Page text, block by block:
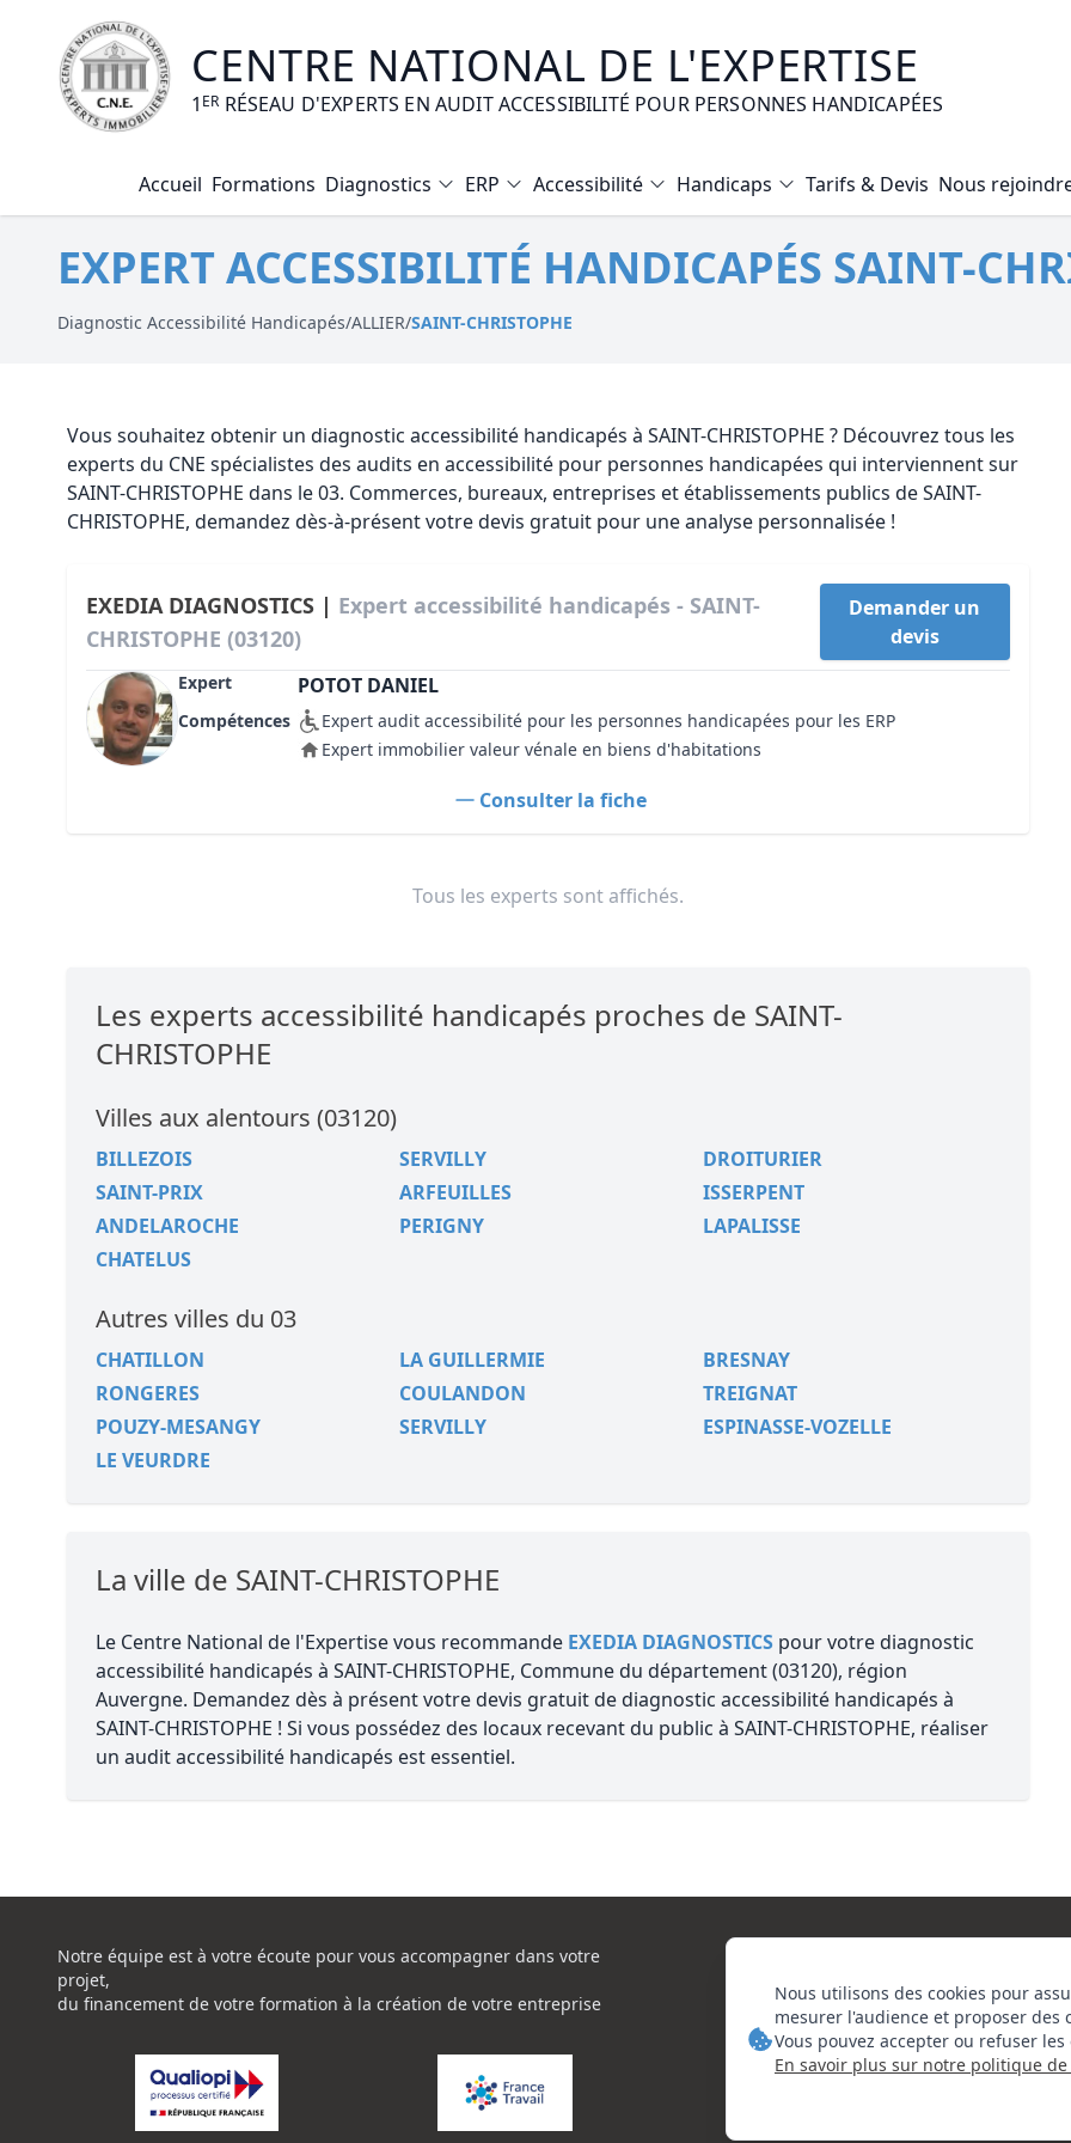
CENTRE NATIONAL DE L'EXPERTISE
1 ER RÉSEAU D'EXPERTS EN AUDIT ACCESSIBILITÉ POUR PERSONNES HANDICAPÉES
Accueil Formations Diagnostics
Diagnostic Electrique
Diagnostic Gaz
Diagnostic Plomb
Certificat d’Habitabilité
Etat des risques naturels et technologiques
ERP Accessibilité Handicaps Tarifs & Devis Nous
EXPERT ACCESSIBILITÉ HANDICAPÉS SAINT-
Diagnostic Accessibilité Handicapés/ALLIER/SAINT-CHRISTOPHE
Vous souhaitez obtenir un diagnostic accessibilité handicapés à SAINT-CHRISTOPHE ? Découvrez tous les
experts du CNE spécialistes des audits en accessibilité pour personnes handicapées qui interviennent sur
SAINT-CHRISTOPHE dans le 03. Commerces, bureaux, entreprises et établissements publics de SAINT-
CHRISTOPHE, demandez dès-à-présent votre devis gratuit pour une analyse personnalisée !
EXEDIA DIAGNOSTICS | Expert accessibilité handicapés - SAINT-
CHRISTOPHE (03120)
Demander un
devis
Expert POTOT DANIEL
Compétences
Expert audit accessibilité pour les personnes handicapées pour les ERP
Expert immobilier valeur vénale en biens d'habitations
Consulter la fiche
Tous les experts sont affichés.
Les experts accessibilité handicapés proches de SAINT-
CHRISTOPHE
Villes aux alentours (03120)
BILLEZOIS SERVILLY
DROITURIER
SAINT-PRIX
ARFEUILLES
ISSERPENT
ANDELAROCHE
PERIGNY
LAPALISSE
CHATELUS
Autres villes du 03
CHATILLON LA GUILLERMIE
BRESNAY
RONGERES
COULANDON
TREIGNAT
POUZY-MESANGY
SERVILLY
ESPINASSE-VOZELLE
LE VEURDRE
La ville de SAINT-CHRISTOPHE
Le Centre National de l'Expertise vous recommande EXEDIA DIAGNOSTICS pour votre diagnostic
accessibilité handicapés à SAINT-CHRISTOPHE, Commune du département (03120), région
Auvergne. Demandez dès à présent votre devis gratuit de diagnostic accessibilité handicapés à
SAINT-CHRISTOPHE ! Si vous possédez des locaux recevant du public à SAINT-CHRISTOPHE, réaliser
un audit accessibilité handicapés est essentiel.
Nous utilisons des cookies pour
mesurer l'audience et proposer des
Vous pouvez accepter ou refuser
En savoir plus sur notre politique
Notre équipe est à votre écoute pour vous accompagner dans votre
projet,
du financement de votre formation à la création de votre entreprise